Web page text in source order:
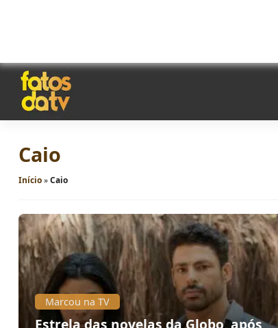
Caio
Início»Caio
Marcou na TV
Estrela das novelas da Globo, após